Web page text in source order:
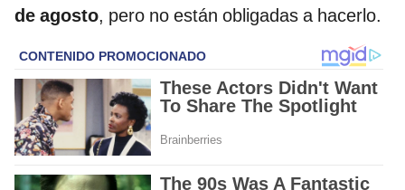
de agosto, pero no están obligadas a hacerlo.